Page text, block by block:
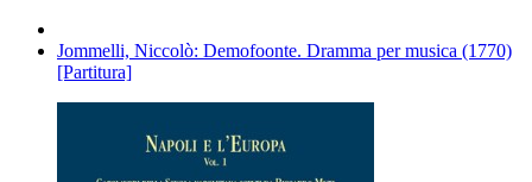
Jommelli, Niccolò: Demofoonte. Dramma per musica (1770)
[Partitura]